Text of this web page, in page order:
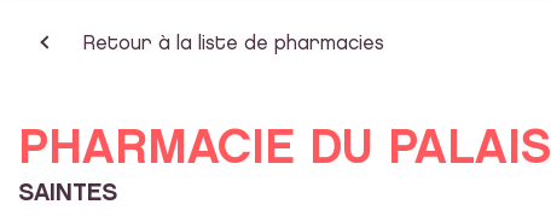
Retour à la liste de pharmacies
PHARMACIE DU PALAIS
SAINTES